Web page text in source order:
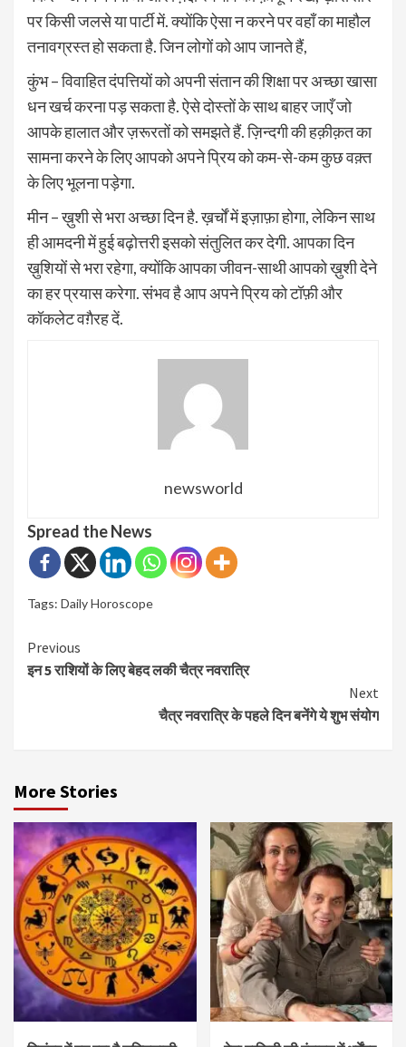
पर किसी जलसे या पार्टी में. क्योंकि ऐसा न करने पर वहाँ का माहौल
तनावग्रस्त हो सकता है. जिन लोगों को आप जानते हैं,
कुंभ – विवाहित दंपत्तियों को अपनी संतान की शिक्षा पर अच्छा खासा
धन खर्च करना पड़ सकता है. ऐसे दोस्तों के साथ बाहर जाएँ जो
आपके हालात और ज़रूरतों को समझते हैं. ज़िन्दगी की हक़ीक़त का
सामना करने के लिए आपको अपने प्रिय को कम-से-कम कुछ वक़्त
के लिए भूलना पड़ेगा.
मीन – ख़ुशी से भरा अच्छा दिन है. ख़र्चों में इज़ाफ़ा होगा, लेकिन साथ
ही आमदनी में हुई बढ़ोत्तरी इसको संतुलित कर देगी. आपका दिन
ख़ुशियों से भरा रहेगा, क्योंकि आपका जीवन-साथी आपको ख़ुशी देने
का हर प्रयास करेगा. संभव है आप अपने प्रिय को टॉफ़ी और
कॉकलेट वग़ैरह दें.
newsworld
Spread the News
Tags: Daily Horoscope
Continue
Reading
Previous
इन 5 राशियों के लिए बेहद लकी चैत्र नवरात्रि
Next
चैत्र नवरात्रि के पहले दिन बनेंगे ये शुभ संयोग
More Stories